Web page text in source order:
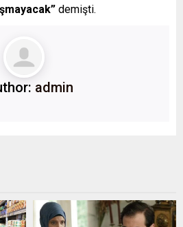
demişti.
admin